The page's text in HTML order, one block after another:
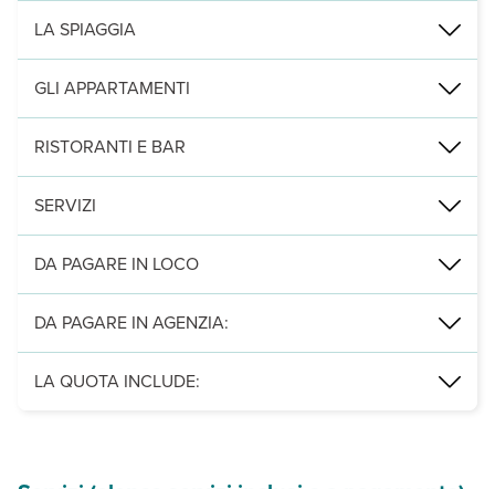
4 km da Peschiera del Garda, 1 km da Gardaland, 33 km da
LA SPIAGGIA
direttamente sul lago è presente una spiaggia libera con
GLI APPARTAMENTI
diverse tipologie di mobilehome confortevoli con soggiorno e
RISTORANTI E BAR
recentemente rinnovato e situato di fronte alla piscina, il
SERVIZI
piscina semi-olimpionica con area idromassaggio, piscina per
DA PAGARE IN LOCO
Servizi obbligatori:animali di piccola e media taglia (massimo
DA PAGARE IN AGENZIA:
pulizia finale e pulizia finale con animali
LA QUOTA INCLUDE: